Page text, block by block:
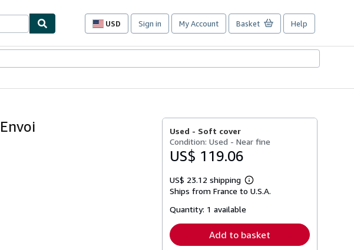
USD
Site
preferences
Sign in My Account Basket Help
Used - Soft cover
Condition: Used - Near fine
US$ 119.06
US$ 23.12 shipping
Learn
more
Ships from France to U.S.A.
Quantity: 1 available
Add to basket